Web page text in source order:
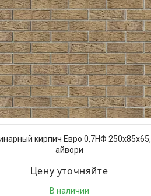
кирпич Евро 0,7НФ 250х85х65,
айвори
Цену уточняйте
В наличии